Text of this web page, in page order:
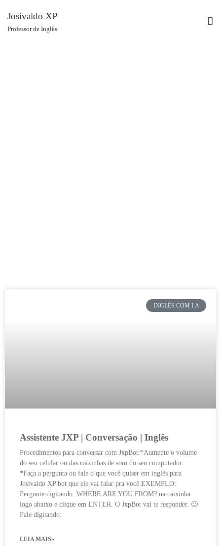
Josivaldo XP
Professor de Inglês
INGLÊS COM I.A
Assistente JXP | Conversação | Inglês
Procedimentos para conversar com JxpBot:*Aumente o volume
do seu celular ou das caixinhas de som do seu computador.
*Faça a pergunta ou fale o que você quiser em inglês para
Josivaldo XP bot que ele vai falar pra você.EXEMPLO:
Pergunte digitando: WHERE ARE YOU FROM? na caixinha
logo abaixo e clique em ENTER. O JxpBot vai te responder. 🙂
Fale digitando:
LEIA MAIS»